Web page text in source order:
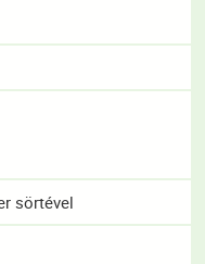
sörtével